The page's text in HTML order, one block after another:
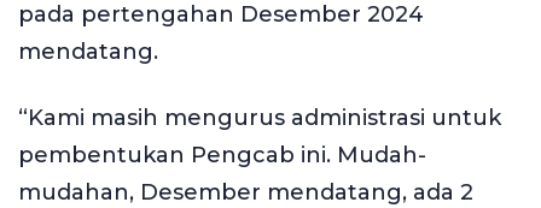
pada pertengahan Desember 2024
mendatang.
“Kami masih mengurus administrasi untuk
pembentukan Pengcab ini. Mudah-
mudahan, Desember mendatang, ada 2